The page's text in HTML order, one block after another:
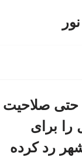
حتی صلاحیت
را برای
رد کرده